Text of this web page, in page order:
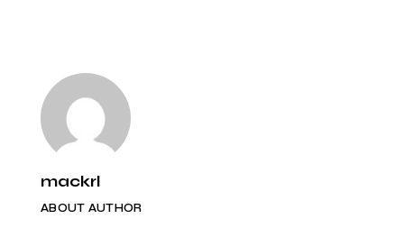
mackrl
ABOUT AUTHOR